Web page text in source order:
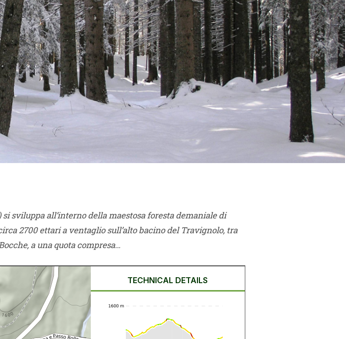
sviluppa all’interno della maestosa foresta demaniale di
2700 ettari a ventaglio sull’alto bacino del Travignolo, tra
a una quota compresa…